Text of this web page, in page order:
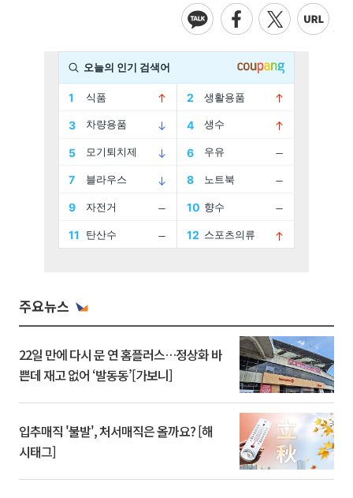
주요뉴스
22일 만에 다시 문 연 홈플러스…정상화 바
쁜데 재고 없어 ‘발동동’[가보니]
입추매직 '불발', 처서매직은 올까요? [해
시태그]